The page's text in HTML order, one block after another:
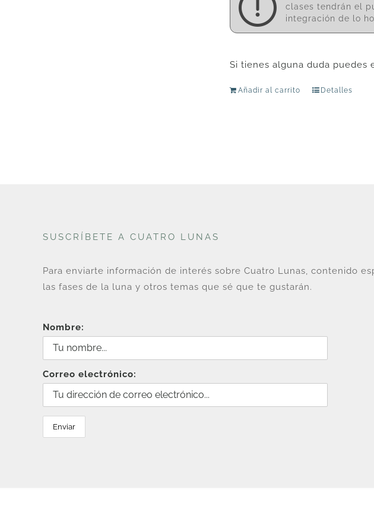
clases tendrán el
integración de lo
Si tienes alguna duda puedes
Añadir al carrito Detalles
SUSCRÍBETE A CUATRO LUNAS
Para enviarte información de interés sobre Cuatro Lunas, contenido
las fases de la luna y otros temas que sé que te gustarán.
Nombre:
Correo electrónico: